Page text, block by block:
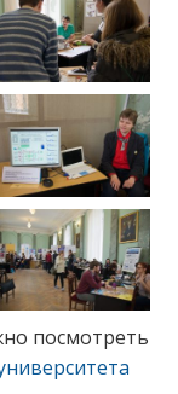
посмотреть